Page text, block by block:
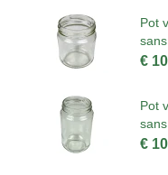
Pot
€
Pot
€